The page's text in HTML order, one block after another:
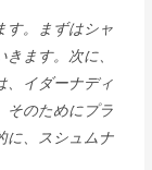
す。まずはシャ
ます。次に、
、イダーナディ
そのためにプラ
に、スシュムナ